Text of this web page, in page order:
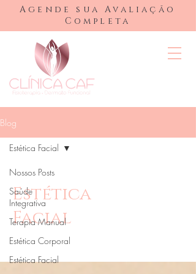
Agende sua Avaliação
Completa
Blog
Nossos Posts
Saúde
Integrativa
Terapia Manual
Estética Corporal
Estética Facial
Estética Facial
Estética
Facial